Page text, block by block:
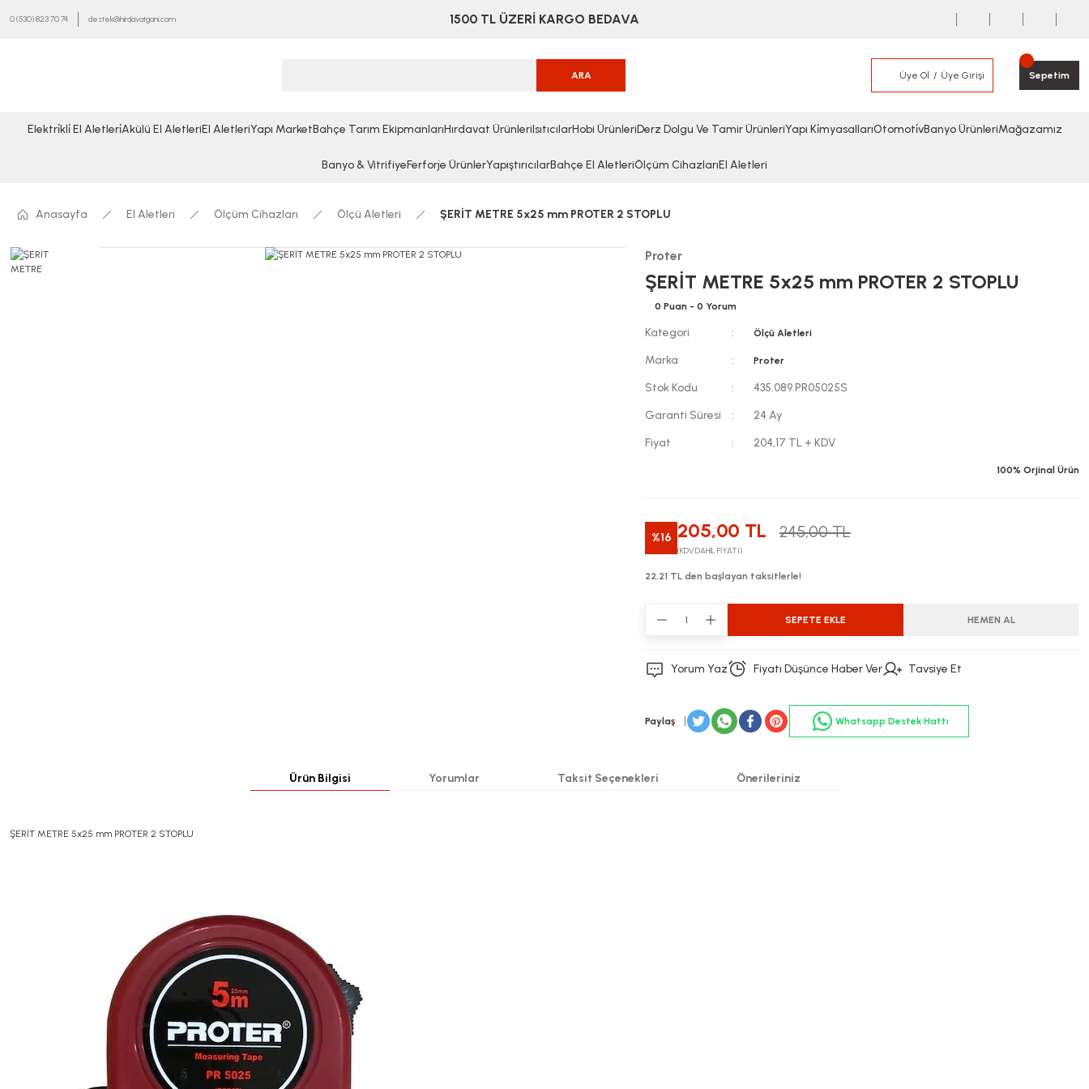
0 (530) 823 70 74 destek@hirdavatgani.com 1500 TL ÜZERİ KARGO BEDAVA
ARA Üye Ol Üye Girişi Sepetim
Elektri̇kli̇ El Aletleri̇Akülü El AletleriEl AletleriYapı MarketBahçe Tarım EkipmanlarıHırdavat ÜrünleriIsıtıcılarHobi ÜrünleriDerz Dolgu Ve Tamir ÜrünleriYapı Ki̇myasallarıOtomoti̇vBanyo ÜrünleriMağazamız
Banyo & VitrifiyeFerforje ÜrünlerYapıştırıcılarBahçe El AletleriÖlçüm CihazlarıEl Aletleri
Anasayfa El Aletleri Ölçüm Cihazları Ölçü Aletleri ŞERİT METRE 5x25 mm PROTER 2 STOPLU
Proter
ŞERİT METRE 5x25 mm PROTER 2 STOPLU
0 Puan - 0 Yorum
Kategori Ölçü Aletleri
Marka Proter
Stok Kodu
435.089.PR05025S
Garanti Süresi
24 Ay
Fiyat
204,17 TL + KDV
100% Orjinal Ürün
%16 205,00 TL 245,00 TL
(KDV DAHİL FİYATI)
22,21 TL den başlayan taksitlerle!
SEPETE EKLE HEMEN AL
Yorum Yaz Fiyatı Düşünce Haber Ver Tavsiye Et
Paylaş Whatsapp Destek Hattı
Ürün Bilgisi Yorumlar Taksit Seçenekleri Önerileriniz
ŞERİT METRE 5x25 mm PROTER 2 STOPLU